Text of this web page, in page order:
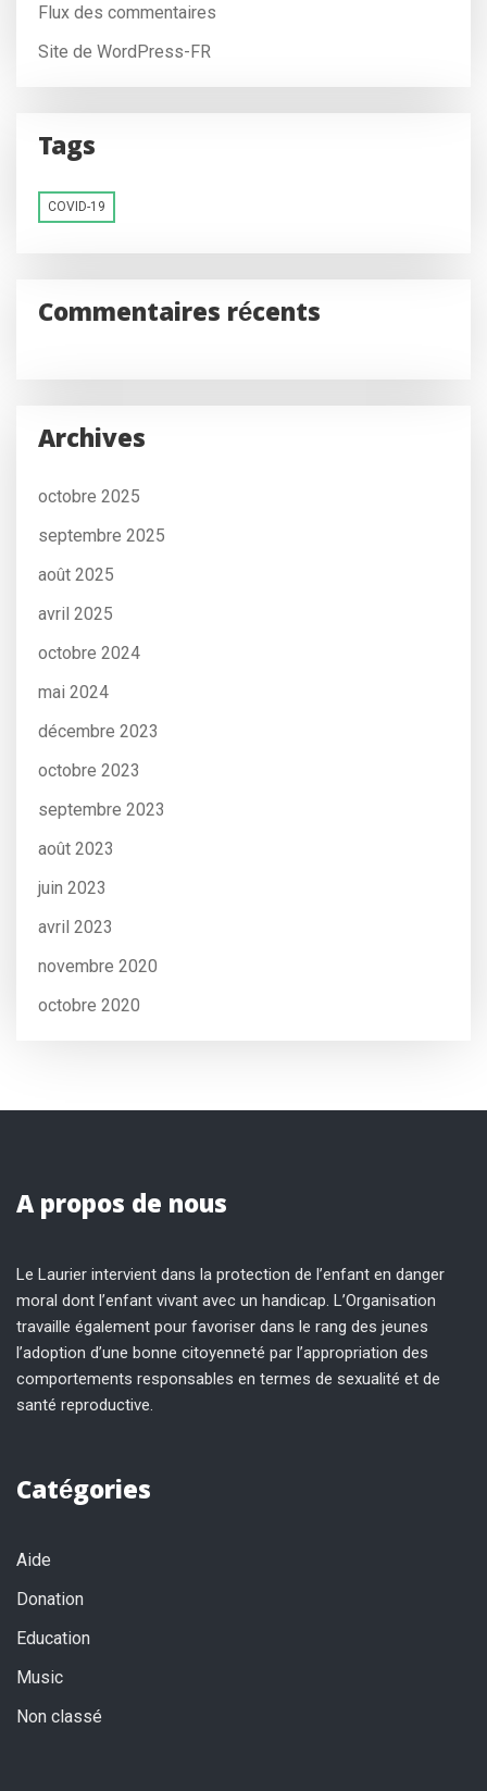
Flux des commentaires
Site de WordPress-FR
Tags
COVID-19
Commentaires récents
Archives
octobre 2025
septembre 2025
août 2025
avril 2025
octobre 2024
mai 2024
décembre 2023
octobre 2023
septembre 2023
août 2023
juin 2023
avril 2023
novembre 2020
octobre 2020
A propos de nous
Le Laurier intervient dans la protection de l’enfant en danger
moral dont l’enfant vivant avec un handicap. L’Organisation
travaille également pour favoriser dans le rang des jeunes
l’adoption d’une bonne citoyenneté par l’appropriation des
comportements responsables en termes de sexualité et de
santé reproductive.
Catégories
Aide
Donation
Education
Music
Non classé